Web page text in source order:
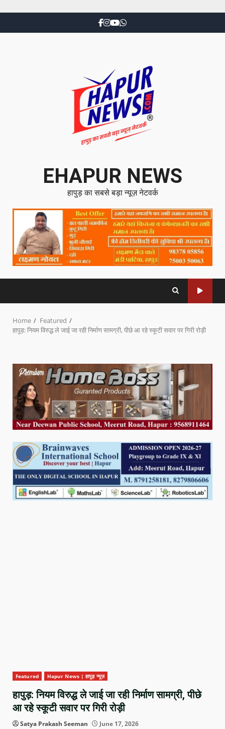
EHAPUR NEWS
हापुड़ का सबसे बड़ा न्यूज़ नेटवर्क
Home
Featured
हापुड़: नियम विरुद्ध ले जाई जा रही निर्माण सामग्री, पीछे आ रहे स्कूटी सवार पर गिरी रोड़ी
Featured Hapur News | हापुड़ न्यूज़
हापुड़: नियम विरुद्ध ले जाई जा रही निर्माण सामग्री, पीछे
आ रहे स्कूटी सवार पर गिरी रोड़ी
Satya Prakash Seeman June 17, 2026